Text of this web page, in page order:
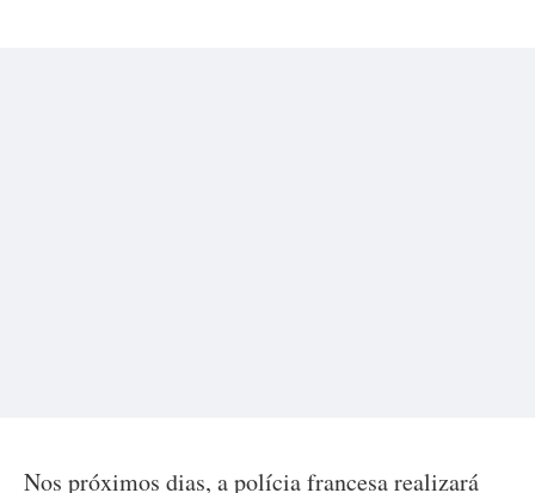
Nos próximos dias, a polícia francesa realizará